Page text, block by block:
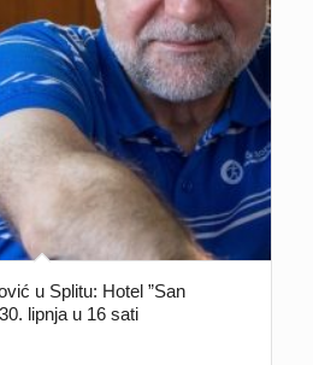
u Splitu: Hotel ”San
lipnja u 16 sati